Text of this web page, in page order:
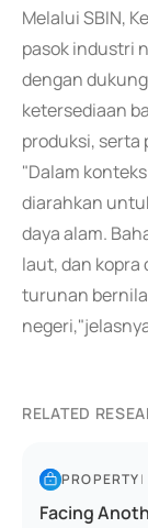
Melalui SBIN,
pasok industri
dengan
ketersediaan
produksi, serta
"Dalam
diarahkan
daya alam.
laut, dan
turunan
RELATED
PROPERTY|
Facing